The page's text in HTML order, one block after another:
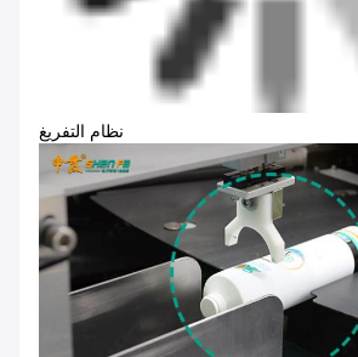
نظام التفريغ